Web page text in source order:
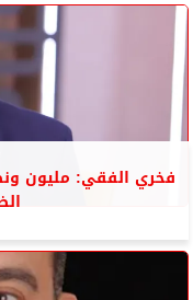
فخري الفقي: مليون